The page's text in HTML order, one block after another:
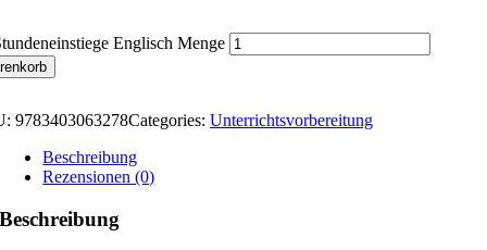
Englisch Menge
9783403063278Categories: Unterrichtsvorbereitung
Beschreibung
Rezensionen (0)
Beschreibung